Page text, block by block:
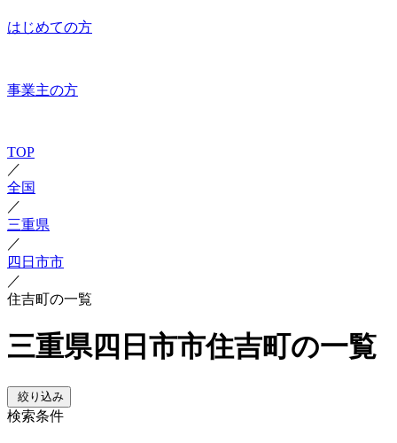
はじめての方
事業主の方
TOP
／
全国
／
三重県
／
四日市市
／
住吉町の一覧
三重県四日市市住吉町の一覧
絞り込み
検索条件